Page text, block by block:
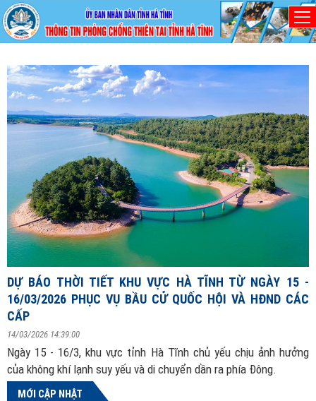
Thứ Năm, 6/8/2026
DỰ BÁO THỜI TIẾT KHU VỰC HÀ TĨNH TỪ NGÀY 15 -
16/03/2026 PHỤC VỤ BẦU CỬ QUỐC HỘI VÀ HĐND CÁC
CẤP
14/03/2026 14:39:00
Ngày 15 - 16/3, khu vực tỉnh Hà Tĩnh chủ yếu chịu ảnh hưởng
của không khí lạnh suy yếu và di chuyển dần ra phía Đông.
MỚI CẬP NHẬT